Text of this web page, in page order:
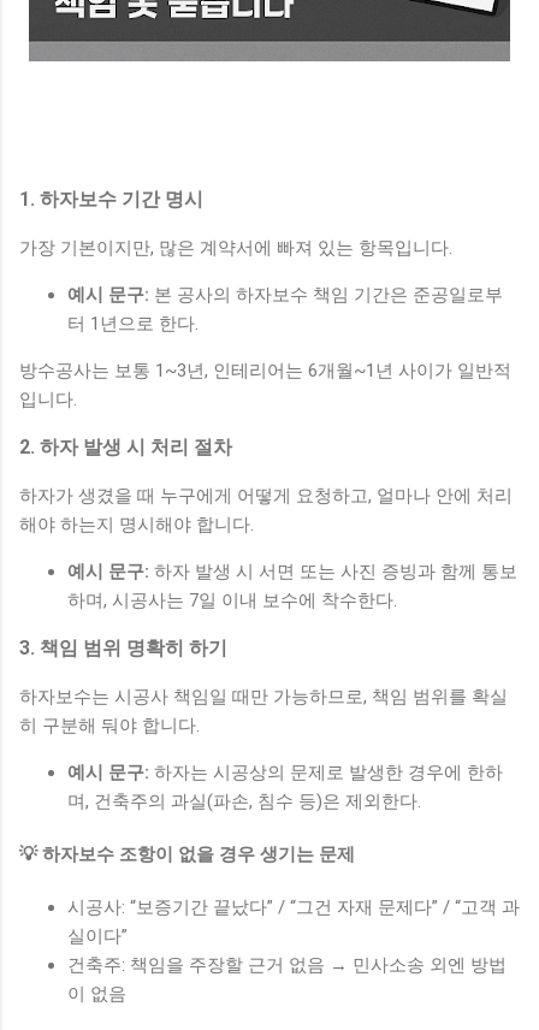
1. 하자보수 기간 명시
가장 기본이지만, 많은 계약서에 빠져 있는 항목입니다.
예시 문구: 본 공사의 하자보수 책임 기간은 준공일로부
터 1년으로 한다.
방수공사는 보통 1~3년, 인테리어는 6개월~1년 사이가 일반적
입니다.
2. 하자 발생 시 처리 절차
하자가 생겼을 때 누구에게 어떻게 요청하고, 얼마나 안에 처리
해야 하는지 명시해야 합니다.
예시 문구: 하자 발생 시 서면 또는 사진 증빙과 함께 통보
하며, 시공사는 7일 이내 보수에 착수한다.
3. 책임 범위 명확히 하기
하자보수는 시공사 책임일 때만 가능하므로, 책임 범위를 확실
히 구분해 둬야 합니다.
예시 문구: 하자는 시공상의 문제로 발생한 경우에 한하
며, 건축주의 과실(파손, 침수 등)은 제외한다.
💡 하자보수 조항이 없을 경우 생기는 문제
시공사: “보증기간 끝났다” / “그건 자재 문제다” / “고객 과
실이다”
건축주: 책임을 주장할 근거 없음 → 민사소송 외엔 방법
이 없음